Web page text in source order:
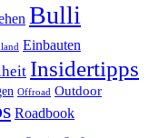
Bulli
Einbauten
Insidertipps
Offroad Outdoor
Roadbook